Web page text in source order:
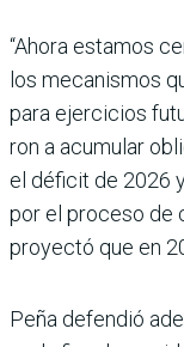
“Ahora estamos
los mecanismos
para ejercicios
ron a acumular
el déficit de 2026
por el proceso de
proyectó que en
Peña defendió